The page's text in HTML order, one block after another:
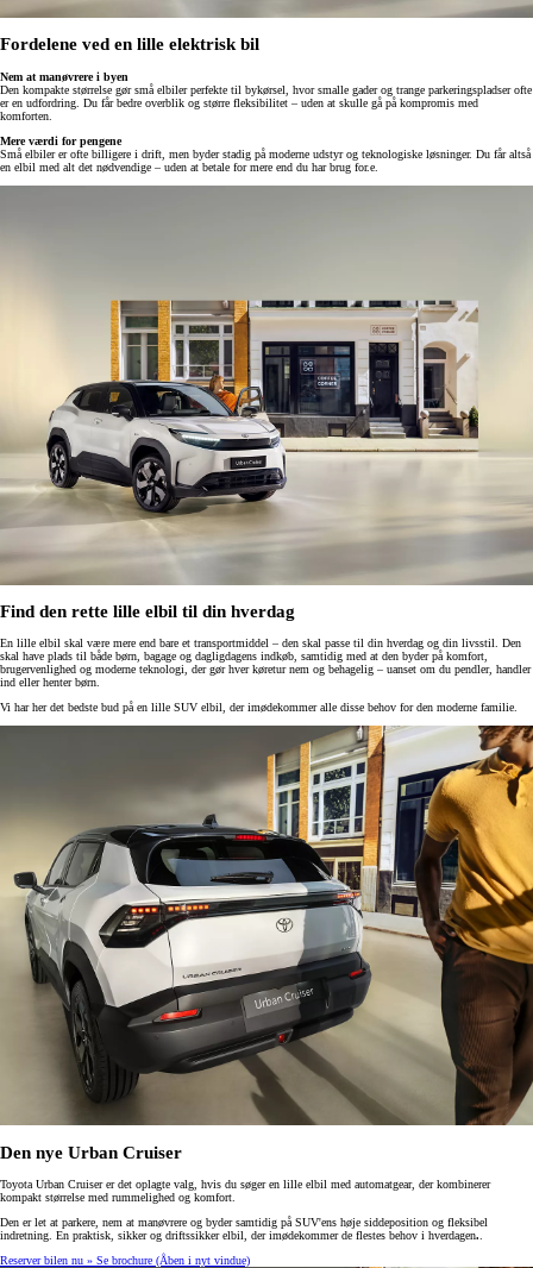
Fordelene ved en lille elektrisk bil
Nem at manøvrere i byen
Den kompakte størrelse gør små elbiler perfekte til bykørsel, hvor smalle gader og trange parkeringspladser ofte
er en udfordring. Du får bedre overblik og større fleksibilitet – uden at skulle gå på kompromis med
komforten.
Mere værdi for pengene
Små elbiler er ofte billigere i drift, men byder stadig på moderne udstyr og teknologiske løsninger. Du får altså
en elbil med alt det nødvendige – uden at betale for mere end du har brug for.e.
Find den rette lille elbil til din hverdag
En lille elbil skal være mere end bare et transportmiddel – den skal passe til din hverdag og din livsstil. Den
skal have plads til både børn, bagage og dagligdagens indkøb, samtidig med at den byder på komfort,
brugervenlighed og moderne teknologi, der gør hver køretur nem og behagelig – uanset om du pendler, handler
ind eller henter børn.
Vi har her det bedste bud på en lille SUV elbil, der imødekommer alle disse behov for den moderne familie.
Den nye Urban Cruiser
Toyota Urban Cruiser er det oplagte valg, hvis du søger en lille elbil med automatgear, der kombinerer
kompakt størrelse med rummelighed og komfort.
Den er let at parkere, nem at manøvrere og byder samtidig på SUV'ens høje siddeposition og fleksibel
indretning. En praktisk, sikker og driftssikker elbil, der imødekommer de flestes behov i hverdagen..
Reserver bilen nu » Se brochure (Åben i nyt vindue)